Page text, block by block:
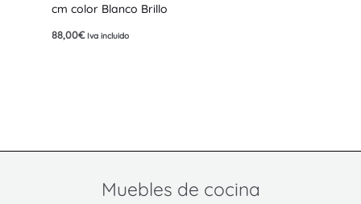
cm color Blanco Brillo
88,00€ Iva incluido
Muebles de cocina